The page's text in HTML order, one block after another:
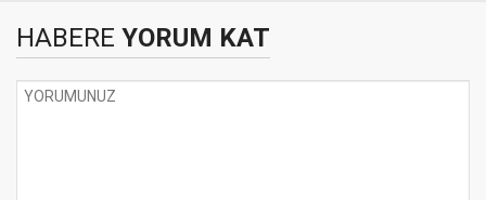
HABERE YORUM KAT